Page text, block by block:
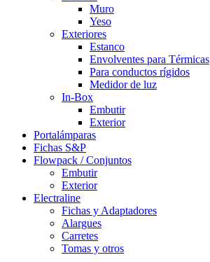
Muro
Yeso
Exteriores
Estanco
Envolventes para Térmicas
Para conductos rígidos
Medidor de luz
In-Box
Embutir
Exterior
Portalámparas
Fichas S&P
Flowpack / Conjuntos
Embutir
Exterior
Electraline
Fichas y Adaptadores
Alargues
Carretes
Tomas y otros